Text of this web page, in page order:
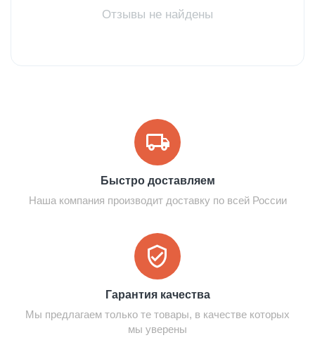
Отзывы не найдены
Быстро доставляем
Наша компания производит доставку по всей России
Гарантия качества
Мы предлагаем только те товары, в качестве которых
мы уверены